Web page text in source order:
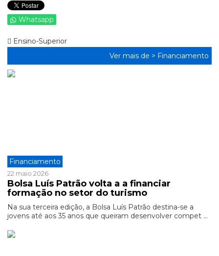
Whatsapp
Ensino-Superior
Ver mais de > Financiamento
Financiamento
22 maio 2026
Bolsa Luís Patrão volta a a financiar
formação no setor do turismo
Na sua terceira edição, a Bolsa Luís Patrão destina-se a
jovens até aos 35 anos que queiram desenvolver compet ...